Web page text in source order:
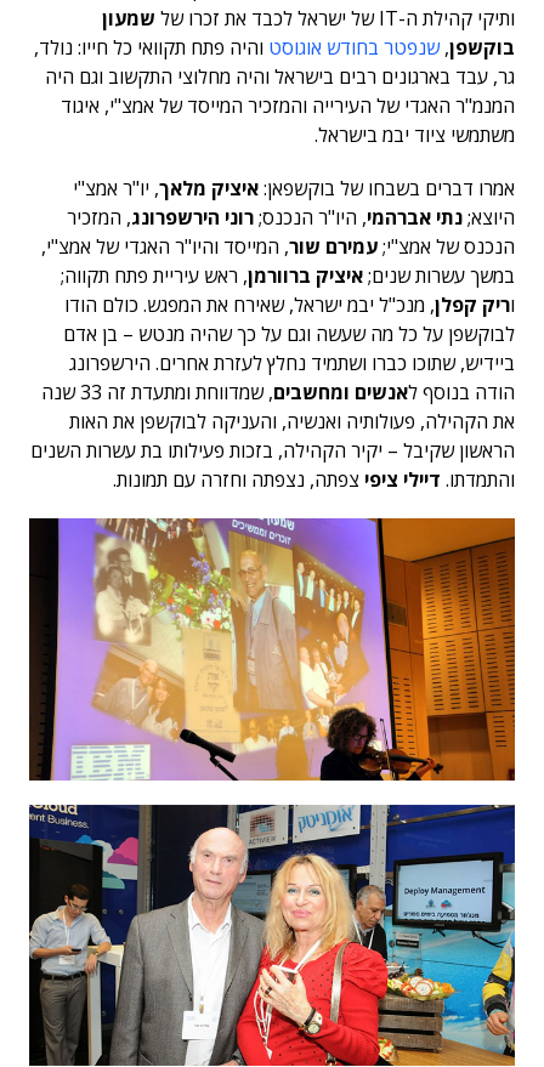
ותיקי קהילת ה-IT של ישראל לכבד את זכרו של
שמעון
בוקשפן, שנפטר בחודש אוגוסט והיה פתח תקוואי כל חייו: נולד,
גר, עבד בארגונים רבים בישראל והיה מחלוצי התקשוב וגם היה
המנמ"ר האגדי של העירייה והמזכיר המייסד של אמצ"י, איגוד
משתמשי ציוד יבמ בישראל.
אמרו דברים בשבחו של בוקשפאן:איציק מלאך, יו"ר אמצ"י
היוצא;נתי אברהמי, היו"ר הנכנס;רוני הירשפרונג, המזכיר
הנכנס של אמצ"י;עמירם שור, המייסד והיו"ר האגדי של אמצ"י,
במשך עשרות שנים;איציק ברוורמן, ראש עיריית פתח תקווה;
וריק קפלן, מנכ"ל יבמ ישראל, שאירח את המפגש. כולם הודו
לבוקשפן על כל מה שעשה וגם על כך שהיה מנטש – בן אדם
ביידיש, שתוכו כברו ושתמיד נחלץ לעזרת אחרים. הירשפרונג
הודה בנוסף לאנשים ומחשבים
, שמדווחת ומתעדת זה 33 שנה
את הקהילה, פעולותיה ואנשיה, והעניקה לבוקשפן את האות
הראשון שקיבל – יקיר הקהילה, בזכות פעילותו בת עשרות השנים
והתמדתו. דיילי ציפי צפתה, נצפתה וחזרה עם תמונות.